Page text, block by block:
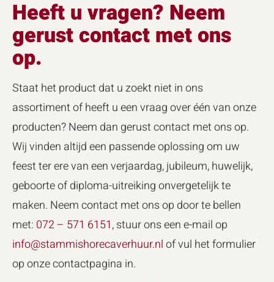
Heeft u vragen? Neem
gerust contact met ons
op.
Staat het product dat u zoekt niet in ons
assortiment of heeft u een vraag over één van onze
producten? Neem dan gerust contact met ons op.
Wij vinden altijd een passende oplossing om uw
feest ter ere van een verjaardag, jubileum, huwelijk,
geboorte of diploma-uitreiking onvergetelijk te
maken. Neem contact met ons op door te bellen
met: 072 – 571 6151, stuur ons een e-mail op
info@stammishorecaverhuur.nlof vul het formulier
op onze contactpagina in.